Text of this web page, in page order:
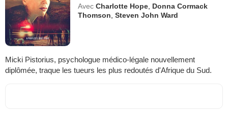
Avec Charlotte Hope Donna Cormack
Thomson ,Steven John Ward
Micki Pistorius, psychologue médico-légale nouvellement
diplômée, traque les tueurs les plus redoutés d'Afrique du Sud.